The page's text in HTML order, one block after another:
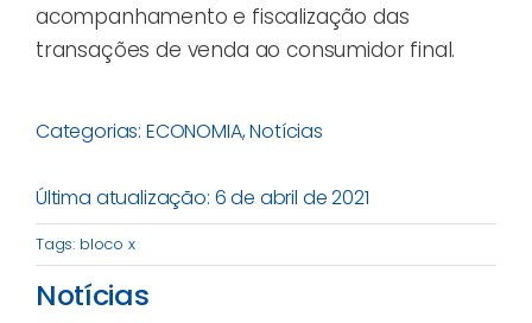
acompanhamento e fiscalização das
transações de venda ao consumidor final.
Categorias: ECONOMIA,Notícias
Última atualização: 6 de abril de 2021
Tags: bloco x
Notícias